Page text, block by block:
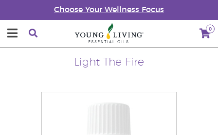
Choose Your Wellness Focus
0
Light The Fire